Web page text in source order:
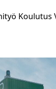
Koulutus